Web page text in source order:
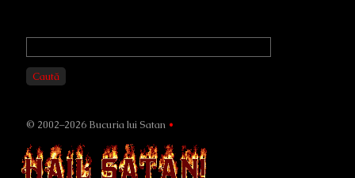
Primary
Sidebar
Caută
© 2002–2026 Bucuria lui Satan •
Page